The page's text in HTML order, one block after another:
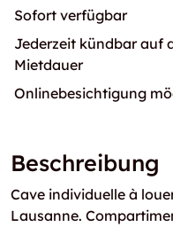
Sofort verfügbar
Jederzeit kündbar auf
Mietdauer
Onlinebesichtigung
Beschreibung
Cave individuelle à
Lausanne.